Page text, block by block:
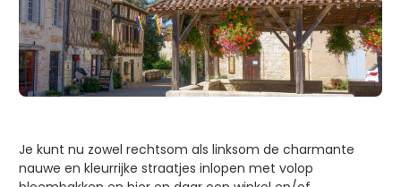
Je kunt nu zowel rechtsom als linksom de charmante
nauwe en kleurrijke straatjes inlopen met volop